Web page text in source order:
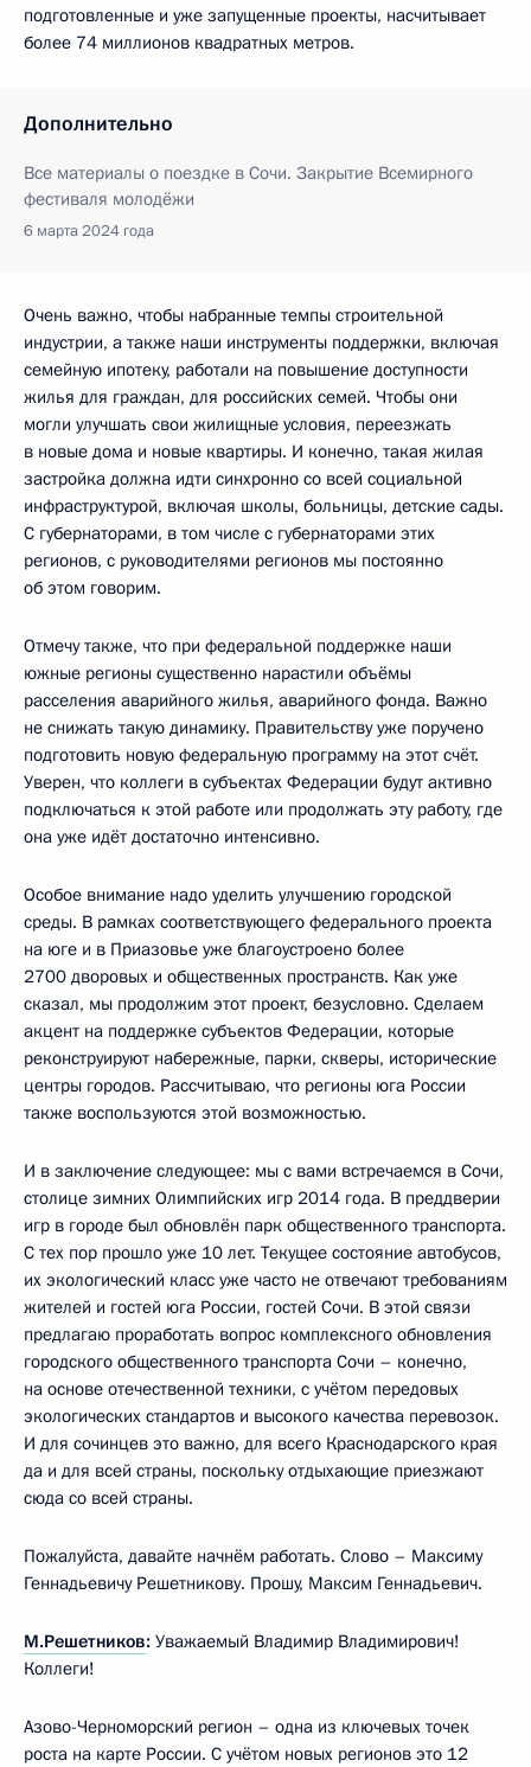
подготовленные и уже запущенные проекты, насчитывает
более 74 миллионов квадратных метров.
Дополнительно
Все материалы о поездке в Сочи. Закрытие Всемирного
фестиваля молодёжи
6 марта 2024 года
Очень важно, чтобы набранные темпы строительной
индустрии, а также наши инструменты поддержки, включая
семейную ипотеку, работали на повышение доступности
жилья для граждан, для российских семей. Чтобы они
могли улучшать свои жилищные условия, переезжать
в новые дома и новые квартиры. И конечно, такая жилая
застройка должна идти синхронно со всей социальной
инфраструктурой, включая школы, больницы, детские сады.
С губернаторами, в том числе с губернаторами этих
регионов, с руководителями регионов мы постоянно
об этом говорим.
Отмечу также, что при федеральной поддержке наши
южные регионы существенно нарастили объёмы
расселения аварийного жилья, аварийного фонда. Важно
не снижать такую динамику. Правительству уже поручено
подготовить новую федеральную программу на этот счёт.
Уверен, что коллеги в субъектах Федерации будут активно
подключаться к этой работе или продолжать эту работу, где
она уже идёт достаточно интенсивно.
Особое внимание надо уделить улучшению городской
среды. В рамках соответствующего федерального проекта
на юге и в Приазовье уже благоустроено более
2700 дворовых и общественных пространств. Как уже
сказал, мы продолжим этот проект, безусловно. Сделаем
акцент на поддержке субъектов Федерации, которые
реконструируют набережные, парки, скверы, исторические
центры городов. Рассчитываю, что регионы юга России
также воспользуются этой возможностью.
И в заключение следующее: мы с вами встречаемся в Сочи,
столице зимних Олимпийских игр 2014 года. В преддверии
игр в городе был обновлён парк общественного транспорта.
С тех пор прошло уже 10 лет. Текущее состояние автобусов,
их экологический класс уже часто не отвечают требованиям
жителей и гостей юга России, гостей Сочи. В этой связи
предлагаю проработать вопрос комплексного обновления
городского общественного транспорта Сочи – конечно,
на основе отечественной техники, с учётом передовых
экологических стандартов и высокого качества перевозок.
И для сочинцев это важно, для всего Краснодарского края
да и для всей страны, поскольку отдыхающие приезжают
сюда со всей страны.
Пожалуйста, давайте начнём работать. Слово – Максиму
Геннадьевичу Решетникову. Прошу, Максим Геннадьевич.
М.Решетников: Уважаемый Владимир Владимирович!
Коллеги!
Азово-Черноморский регион – одна из ключевых точек
роста на карте России. С учётом новых регионов это 12